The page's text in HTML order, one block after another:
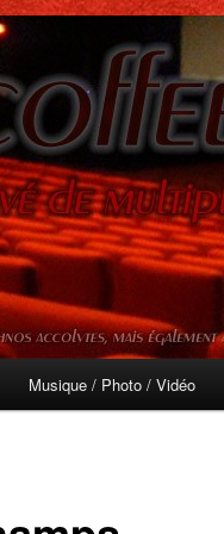
Musique / Photo / Vidéo